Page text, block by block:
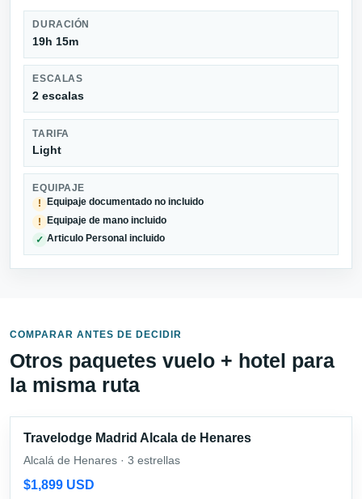
DURACIÓN
19h 15m
ESCALAS
2 escalas
TARIFA
Light
EQUIPAJE
!
Equipaje documentado no incluido
! Equipaje de mano incluido
✓ Articulo Personal incluido
COMPARAR ANTES DE DECIDIR
Otros paquetes vuelo + hotel para
la misma ruta
Travelodge Madrid Alcala de Henares
Alcalá de Henares · 3 estrellas
$1,899 USD